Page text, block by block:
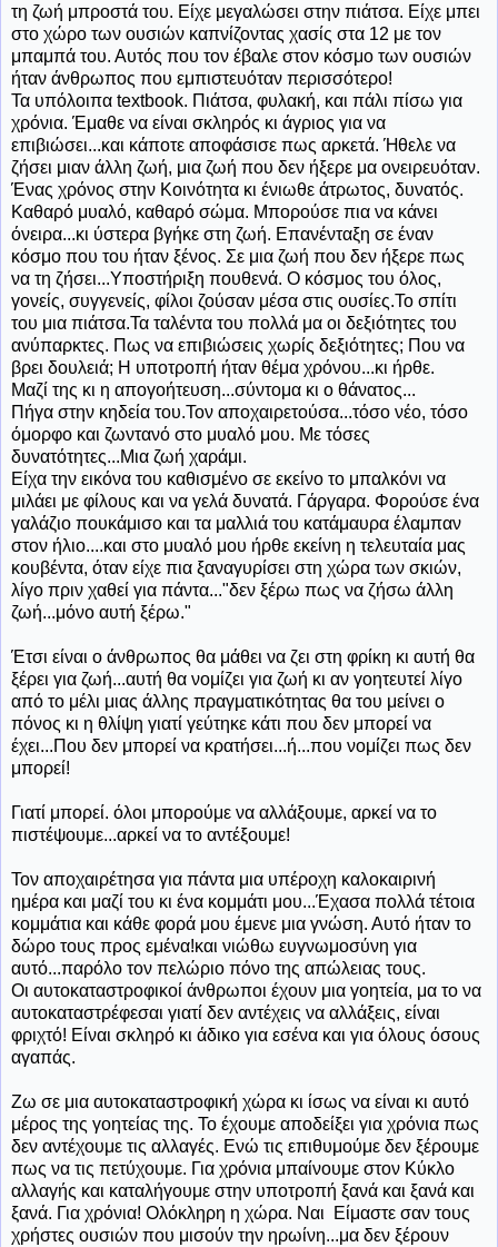
τη ζωή μπροστά του. Είχε μεγαλώσει στην πιάτσα. Είχε μπει
στο χώρο των ουσιών καπνίζοντας χασίς στα 12 με τον
μπαμπά του. Αυτός που τον έβαλε στον κόσμο των ουσιών
ήταν άνθρωπος που εμπιστευόταν περισσότερο!
Τα υπόλοιπα textbook. Πιάτσα, φυλακή, και πάλι πίσω για
χρόνια. Έμαθε να είναι σκληρός κι άγριος για να
επιβιώσει...και κάποτε αποφάσισε πως αρκετά. Ήθελε να
ζήσει μιαν άλλη ζωή, μια ζωή που δεν ήξερε μα ονειρευόταν.
Ένας χρόνος στην Κοινότητα κι ένιωθε άτρωτος, δυνατός.
Καθαρό μυαλό, καθαρό σώμα. Μπορούσε πια να κάνει
όνειρα...κι ύστερα βγήκε στη ζωή. Επανένταξη σε έναν
κόσμο που του ήταν ξένος. Σε μια ζωή που δεν ήξερε πως
να τη ζήσει...Υποστήριξη πουθενά. Ο κόσμος του όλος,
γονείς, συγγενείς, φίλοι ζούσαν μέσα στις ουσίες.Το σπίτι
του μια πιάτσα.Τα ταλέντα του πολλά μα οι δεξιότητες του
ανύπαρκτες. Πως να επιβιώσεις χωρίς δεξιότητες; Που να
βρει δουλειά; Η υποτροπή ήταν θέμα χρόνου...κι ήρθε.
Μαζί της κι η απογοήτευση...σύντομα κι ο θάνατος...
Πήγα στην κηδεία του.Τον αποχαιρετούσα...τόσο νέο, τόσο
όμορφο και ζωντανό στο μυαλό μου. Με τόσες
δυνατότητες...Μια ζωή χαράμι.
Είχα την εικόνα του καθισμένο σε εκείνο το μπαλκόνι να
μιλάει με φίλους και να γελά δυνατά. Γάργαρα. Φορούσε ένα
γαλάζιο πουκάμισο και τα μαλλιά του κατάμαυρα έλαμπαν
στον ήλιο....και στο μυαλό μου ήρθε εκείνη η τελευταία μας
κουβέντα, όταν είχε πια ξαναγυρίσει στη χώρα των σκιών,
λίγο πριν χαθεί για πάντα..."δεν ξέρω πως να ζήσω άλλη
ζωή...μόνο αυτή ξέρω."
Έτσι είναι ο άνθρωπος θα μάθει να ζει στη φρίκη κι αυτή θα
ξέρει για ζωή...αυτή θα νομίζει για ζωή κι αν γοητευτεί λίγο
από το μέλι μιας άλλης πραγματικότητας θα του μείνει ο
πόνος κι η θλίψη γιατί γεύτηκε κάτι που δεν μπορεί να
έχει...Που δεν μπορεί να κρατήσει...ή...που νομίζει πως δεν
μπορεί!
Γιατί μπορεί. όλοι μπορούμε να αλλάξουμε, αρκεί να το
πιστέψουμε...αρκεί να το αντέξουμε!
Τον αποχαιρέτησα για πάντα μια υπέροχη καλοκαιρινή
ημέρα και μαζί του κι ένα κομμάτι μου...Έχασα πολλά τέτοια
κομμάτια και κάθε φορά μου έμενε μια γνώση. Αυτό ήταν το
δώρο τους προς εμένα!και νιώθω ευγνωμοσύνη για
αυτό...παρόλο τον πελώριο πόνο της απώλειας τους.
Οι αυτοκαταστροφικοί άνθρωποι έχουν μια γοητεία, μα το να
αυτοκαταστρέφεσαι γιατί δεν αντέχεις να αλλάξεις, είναι
φριχτό! Είναι σκληρό κι άδικο για εσένα και για όλους όσους
αγαπάς.
Ζω σε μια αυτοκαταστροφική χώρα κι ίσως να είναι κι αυτό
μέρος της γοητείας της. Το έχουμε αποδείξει για χρόνια πως
δεν αντέχουμε τις αλλαγές. Ενώ τις επιθυμούμε δεν ξέρουμε
πως να τις πετύχουμε. Για χρόνια μπαίνουμε στον Κύκλο
αλλαγής και καταλήγουμε στην υποτροπή ξανά και ξανά και
ξανά. Για χρόνια! Ολόκληρη η χώρα. Ναι Είμαστε σαν τους
χρήστες ουσιών που μισούν την ηρωίνη...μα δεν ξέρουν